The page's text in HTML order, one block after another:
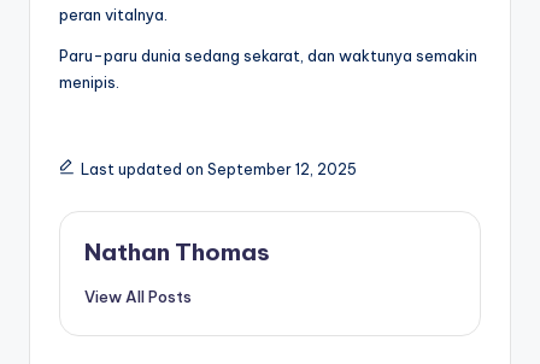
peran vitalnya.
Paru-paru dunia sedang sekarat, dan waktunya semakin
menipis.
Last updated on September 12, 2025
Nathan Thomas
View All Posts